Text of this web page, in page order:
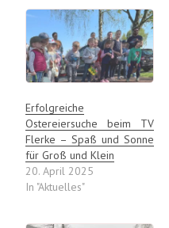
Erfolgreiche
Ostereiersuche beim TV
Flerke – Spaß und Sonne
für Groß und Klein
20. April 2025
In "Aktuelles"